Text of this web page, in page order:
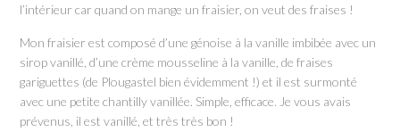
l’intérieur car quand on mange un fraisier, on veut des fraises !
Mon fraisier est composé d’une génoise à la vanille imbibée avec un
sirop vanillé, d’une crème mousseline à la vanille, de fraises
gariguettes (de Plougastel bien évidemment !) et il est surmonté
avec une petite chantilly vanillée. Simple, efficace. Je vous avais
prévenus, il est vanillé, et très très bon !